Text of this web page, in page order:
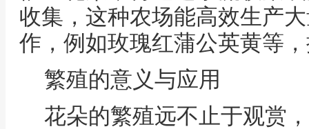
收集，这种农场能高效生产
作，例如玫瑰红蒲公英黄等
繁殖的意义与应用
花朵的繁殖远不止于观赏